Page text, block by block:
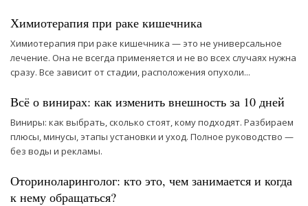
Химиотерапия при раке кишечника
Химиотерапия при раке кишечника — это не универсальное
лечение. Она не всегда применяется и не во всех случаях нужна
сразу. Все зависит от стадии, расположения опухоли...
Всё о винирах: как изменить внешность за 10 дней
Виниры: как выбрать, сколько стоят, кому подходят. Разбираем
плюсы, минусы, этапы установки и уход. Полное руководство —
без воды и рекламы.
Оториноларинголог: кто это, чем занимается и когда
к нему обращаться?